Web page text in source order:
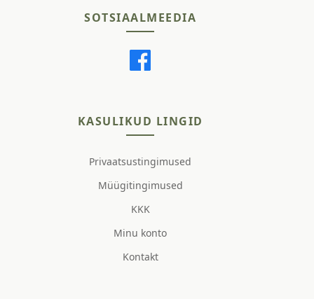
SOTSIAALMEEDIA
KASULIKUD LINGID
Privaatsustingimused
Müügitingimused
KKK
Minu konto
Kontakt